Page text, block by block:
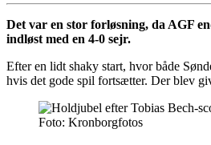
Det var en stor forløsning, da AGF
indløst med en 4-0 sejr.
Efter en lidt shaky start, hvor både
hvis det gode spil fortsætter. Der blev
Foto: Kronborgfotos